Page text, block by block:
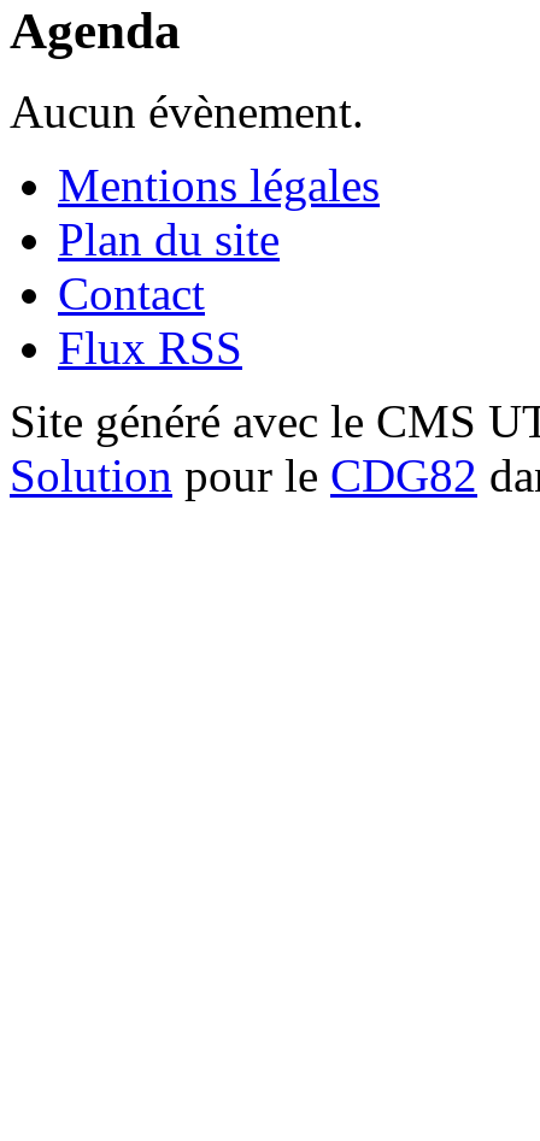
Agenda
Aucun évènement.
Mentions légales
Plan du site
Contact
Flux RSS
Site généré avec le CMS
Solution pour le CDG82